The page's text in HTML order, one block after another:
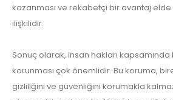
kazanması ve rekabetçi bir avantaj
ilişkilidir.
Sonuç olarak, insan hakları
korunması çok önemlidir. Bu koruma,
gizliliğini ve güvenliğini korumakla